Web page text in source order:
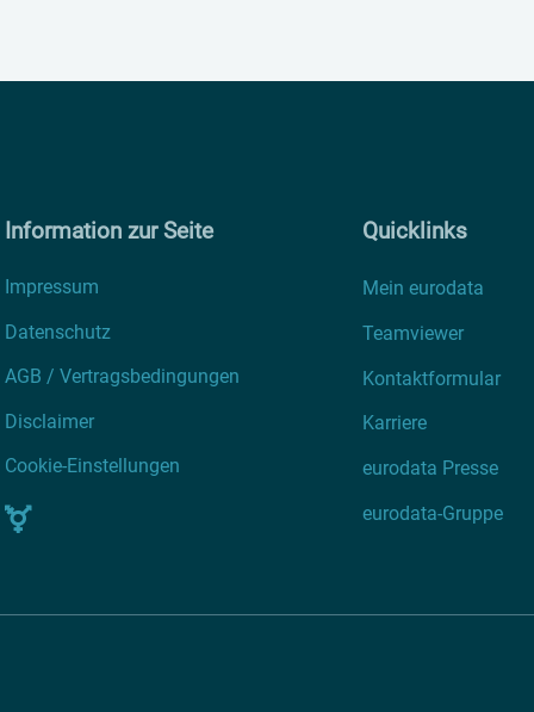
Information zur Seite
Impressum
Datenschutz
AGB / Vertragsbedingungen
Disclaimer
Cookie-Einstellungen
Quicklinks
Mein eurodata
Teamviewer
Kontaktformular
Karriere
eurodata Presse
eurodata-Gruppe